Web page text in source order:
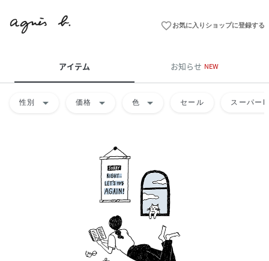
favorite_borderお気に入りショップに登録する
アイテム お知らせ NEW
性別 arrow_drop_down 価格 arrow_drop_down 色 arrow_drop_down セール スーパー